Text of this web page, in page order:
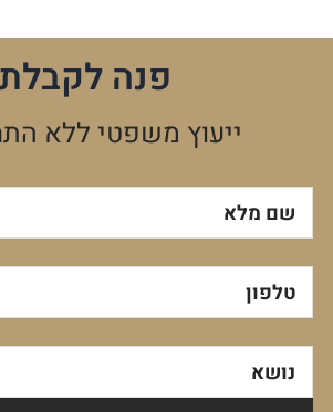
פנה לקבלת
ייעוץ משפטי ללא
שם מלא
טלפון
נושא